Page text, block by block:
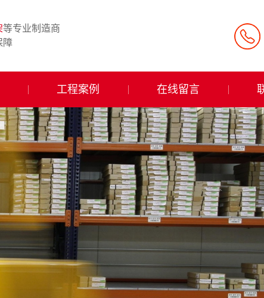
等专业制造商
障
工程案例 在线留言